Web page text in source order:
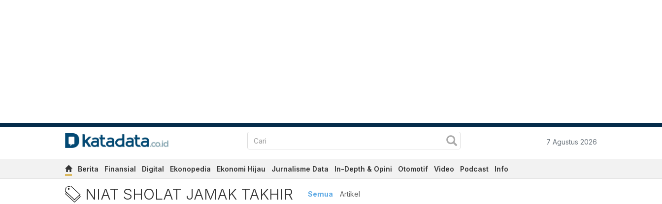
7 Agustus 2026
Berita Finansial Digital Ekonopedia Ekonomi Hijau Jurnalisme Data In-Depth & Opini Otomotif Video Podcast Info
Berita Niat Sholat Jamak Takhir Terbaru dan Terkini Hari Ini - Katadata.co.id
NIAT SHOLAT JAMAK TAKHIR Semua Artikel